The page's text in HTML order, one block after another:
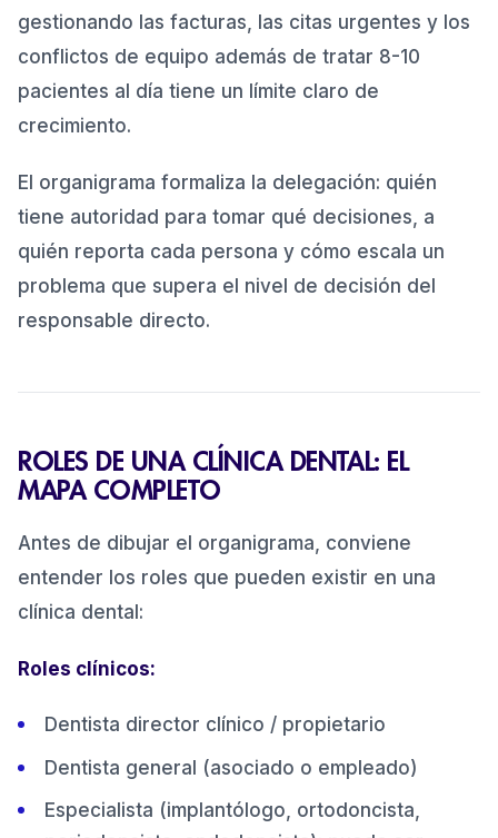
gestionando las facturas, las citas urgentes y los
conflictos de equipo además de tratar 8-10
pacientes al día tiene un límite claro de
crecimiento.
El organigrama formaliza la delegación: quién
tiene autoridad para tomar qué decisiones, a
quién reporta cada persona y cómo escala un
problema que supera el nivel de decisión del
responsable directo.
ROLES DE UNA CLÍNICA DENTAL: EL
MAPA COMPLETO
Antes de dibujar el organigrama, conviene
entender los roles que pueden existir en una
clínica dental:
Roles clínicos:
Dentista director clínico / propietario
Dentista general (asociado o empleado)
Especialista (implantólogo, ortodoncista,